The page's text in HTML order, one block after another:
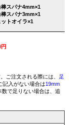
スパナ4mm×1
スパナ3mm×1
トオイラ×1
ご注文される際には、 足
記入がない場合は19mm
で足りない場合は、追